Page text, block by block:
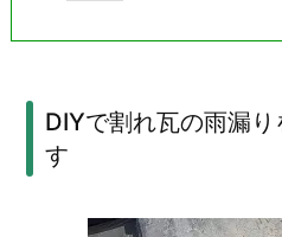
I
Y
DIYで割れ瓦の雨漏
す